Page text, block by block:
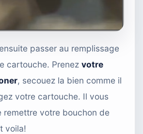
passer au remplissage
cartouche. Prenez votre
, secouez la bien comme il
votre cartouche. Il vous
remettre votre bouchon de
voila!